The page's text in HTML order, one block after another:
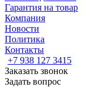
Гарантия на товар
Компания
Новости
Политика
Контакты
+7 938 127 3415
Заказать звонок
Задать вопрос